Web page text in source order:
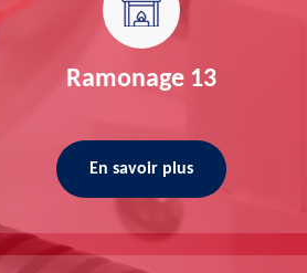
Ramonage 13
En savoir plus